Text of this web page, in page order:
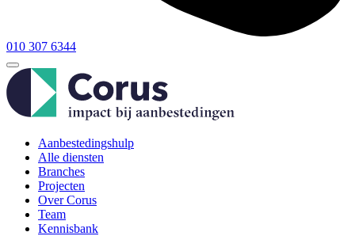
010 307 6344
Aanbestedingshulp
Alle diensten
Branches
Projecten
Over Corus
Team
Kennisbank